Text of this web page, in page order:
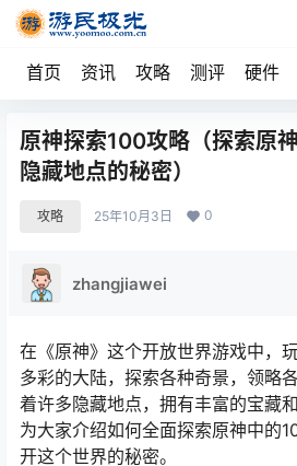
首页 资讯 攻略 测评 硬件
原神探索100攻略（探索原
隐藏地点的秘密）
攻略 25年10月3日 0
zhangjiawei
在《原神》这个开放世界游戏中，
多彩的大陆，探索各种奇景，领略
着许多隐藏地点，拥有丰富的宝藏
为大家介绍如何全面探索原神中的
开这个世界的秘密。